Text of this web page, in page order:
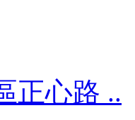
正心路 ..